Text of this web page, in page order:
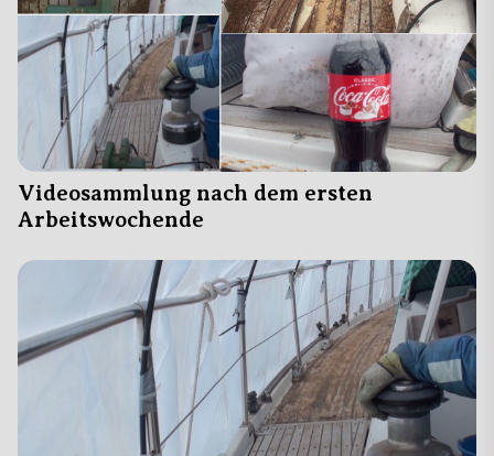
Videosammlung nach dem ersten
Arbeitswochende